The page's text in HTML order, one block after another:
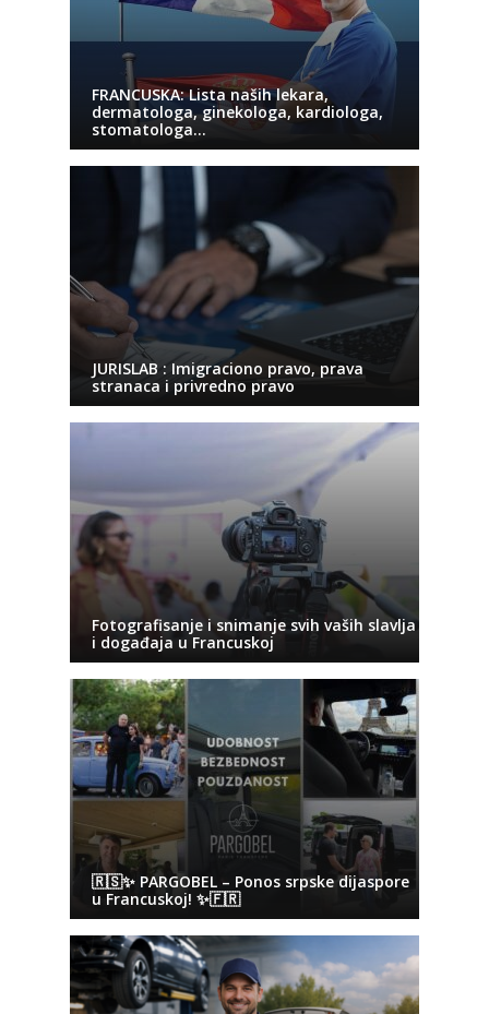
FRANCUSKA: Lista naših lekara,
dermatologa, ginekologa, kardiologa,
stomatologa…
JURISLAB : Imigraciono pravo, prava
stranaca i privredno pravo
Fotografisanje i snimanje svih vaših slavlja
i događaja u Francuskoj
🇷🇸✨ PARGOBEL – Ponos srpske dijaspore
u Francuskoj! ✨🇫🇷